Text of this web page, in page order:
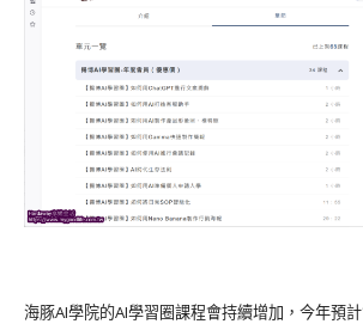
海豚AI學院的AI學習圈課程會持續增加，今年預